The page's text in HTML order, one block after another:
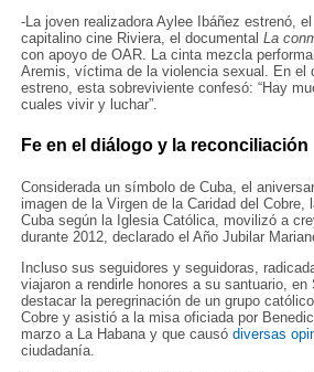
-La joven realizadora Aylee Ibáñez estrenó,
capitalino cine Riviera, el documentalLa
con apoyo de OAR. La cinta mezcla
Aremis, víctima de la violencia sexual. En el
estreno, esta sobreviviente confesó: “Hay
cuales vivir y luchar”.
Fe en el diálogo y la reconciliación
Considerada un símbolo de Cuba, el
imagen de la Virgen de la Caridad del Cobre,
Cuba según la Iglesia Católica, movilizó a
durante 2012, declarado el Año Jubilar
Incluso sus seguidores y seguidoras,
viajaron a rendirle honores a su santuario, en
destacar la peregrinación de un grupo
Cobre y asistió a la misa oficiada por
marzo a La Habana y que causódiversas
ciudadanía.